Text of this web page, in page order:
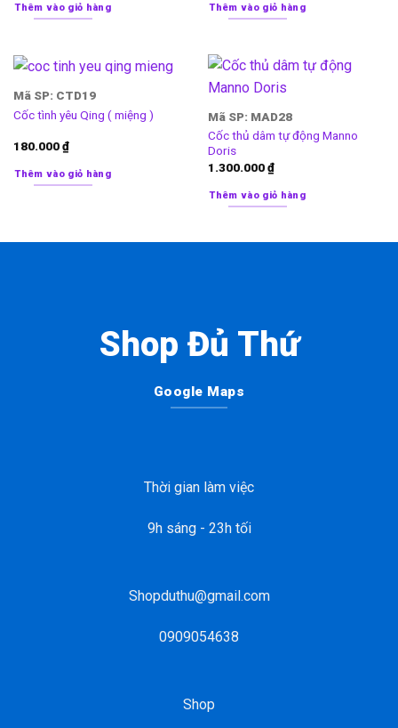
Thêm vào giỏ hàng Thêm vào giỏ hàng
Mã SP: CTD19
Cốc tình yêu Qing ( miệng )
180.000₫
Thêm vào giỏ hàng
Mã SP: MAD28
Cốc thủ dâm tự động Manno
Doris
1.300.000₫
Thêm vào giỏ hàng
Shop Đủ Thứ
Google Maps
Thời gian làm việc
9h sáng - 23h tối
Shopduthu@gmail.com
0909054638
Shop